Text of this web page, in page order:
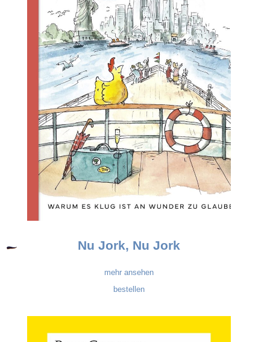
Nu Jork, Nu Jork
mehr ansehen
bestellen